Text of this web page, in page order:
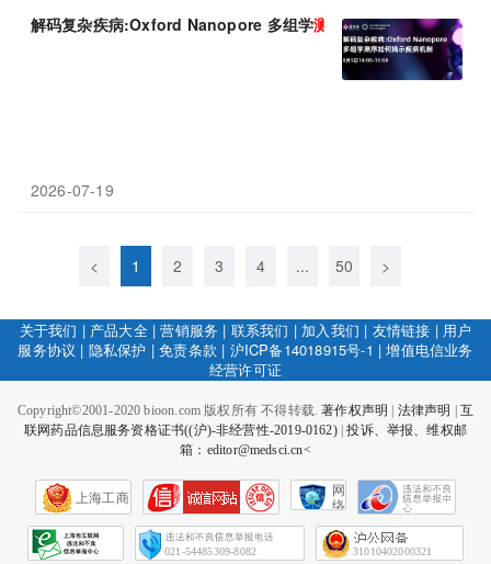
解码复杂疾病:Oxford Nanopore 多组学测序如何揭示疾病机制
2026-07-19
< 1 2 3 4 ... 50 >
关于我们 | 产品大全|营销服务 | 联系我们 | 加入我们 | 友情链接 | 用户
服务协议 | 隐私保护 |免责条款 | 沪ICP备14018915号-1 |增值电信业务
经营许可证
Copyright©2001-2020 bioon.com 版权所有 不得转载.著作权声明 法律声明
互
联网药品信息服务资格证书((沪)-非经营性-2019-0162)|投诉、举报、维权邮
箱：editor@medsci.cn<
上海工商
网
络
会
征
021-54485309-8082 31010402000321